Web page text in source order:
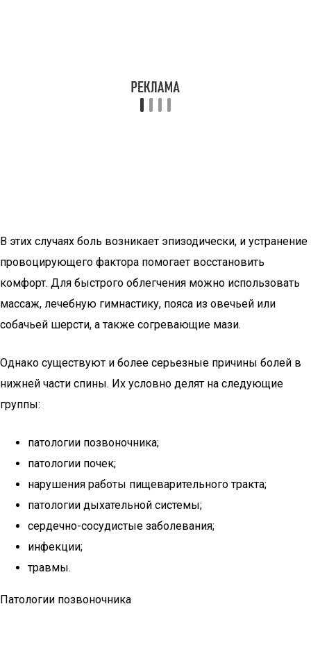
В этих случаях боль возникает эпизодически, и устранение
провоцирующего фактора помогает восстановить
комфорт. Для быстрого облегчения можно использовать
массаж, лечебную гимнастику, пояса из овечьей или
собачьей шерсти, а также согревающие мази.
Однако существуют и более серьезные причины болей в
нижней части спины. Их условно делят на следующие
группы:
патологии позвоночника;
патологии почек;
нарушения работы пищеварительного тракта;
патологии дыхательной системы;
сердечно-сосудистые заболевания;
инфекции;
травмы.
Патологии позвоночника